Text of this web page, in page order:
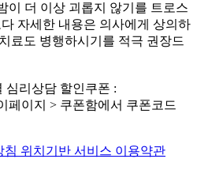
이 더 이상 괴롭지 않기를 트로스
자세한 내용은 의사에게 상의하
료도 병행하시기를 적극 권장드
리상담 할인쿠폰 :
페이지 > 쿠폰함에서 쿠폰코드
침 위치기반 서비스 이용약관